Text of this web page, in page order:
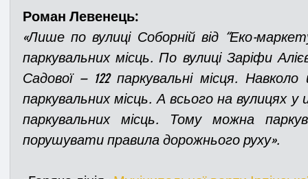
Роман Левенець:
«Лише по вулиці Соборній від “Еко-
паркувальних місць. По вулиці Заріфи
Садової – 122 паркувальні місця.
паркувальних місць. А всього на вулицях у
паркувальних місць. Тому можна
порушувати правила дорожнього руху».